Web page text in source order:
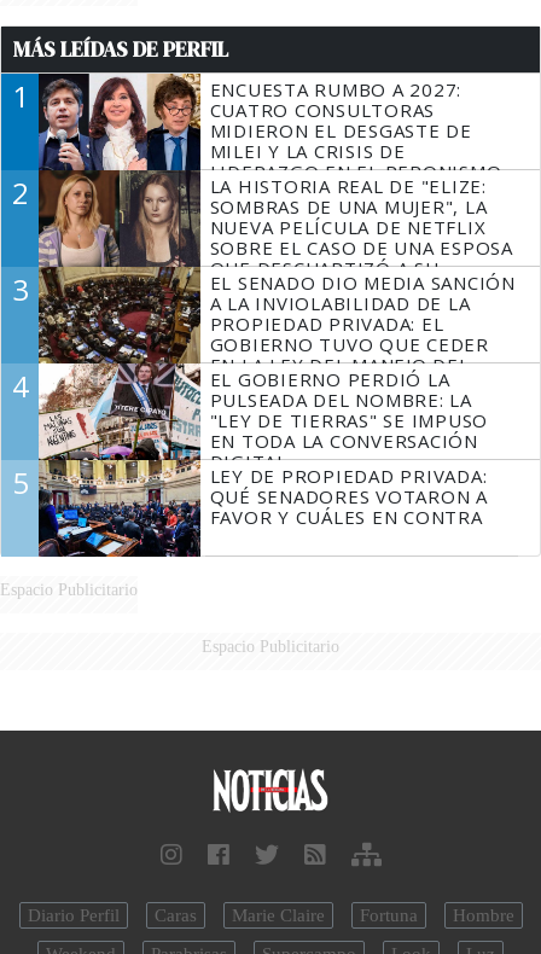
MÁS LEÍDAS DE PERFIL
1
ENCUESTA RUMBO A 2027:
CUATRO CONSULTORAS
MIDIERON EL DESGASTE DE
MILEI Y LA CRISIS DE
LIDERAZGO EN EL PERONISMO
2
LA HISTORIA REAL DE "ELIZE:
SOMBRAS DE UNA MUJER", LA
NUEVA PELÍCULA DE NETFLIX
SOBRE EL CASO DE UNA ESPOSA
QUE DESCUARTIZÓ A SU
MARIDO
3
EL SENADO DIO MEDIA SANCIÓN
A LA INVIOLABILIDAD DE LA
PROPIEDAD PRIVADA: EL
GOBIERNO TUVO QUE CEDER
EN LA LEY DEL MANEJO DEL
FUEGO
4
EL GOBIERNO PERDIÓ LA
PULSEADA DEL NOMBRE: LA
"LEY DE TIERRAS" SE IMPUSO
EN TODA LA CONVERSACIÓN
DIGITAL
5
LEY DE PROPIEDAD PRIVADA:
QUÉ SENADORES VOTARON A
FAVOR Y CUÁLES EN CONTRA
Espacio Publicitario
Espacio Publicitario
Diario Perfil Caras Marie Claire Fortuna
Hombre